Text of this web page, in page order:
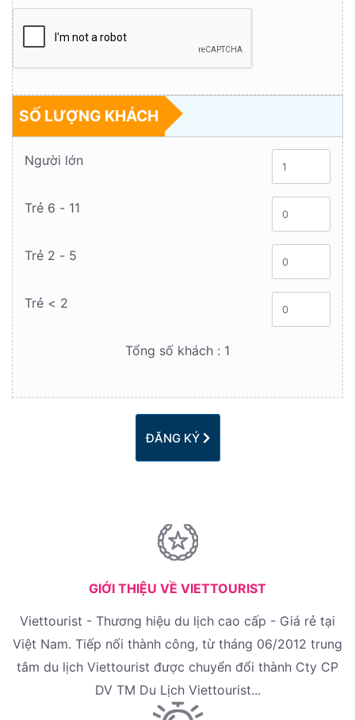
SỐ LƯỢNG KHÁCH
Người lớn
Trẻ 6 - 11
Trẻ 2 - 5
Trẻ < 2
Tổng số khách : 1
ĐĂNG KÝ
GIỚI THIỆU VỀ VIETTOURIST
Viettourist - Thương hiệu du lịch cao cấp - Giá rẻ tại
Việt Nam. Tiếp nối thành công, từ tháng 06/2012 trung
tâm du lịch Viettourist được chuyển đổi thành Cty CP
DV TM Du Lịch Viettourist...